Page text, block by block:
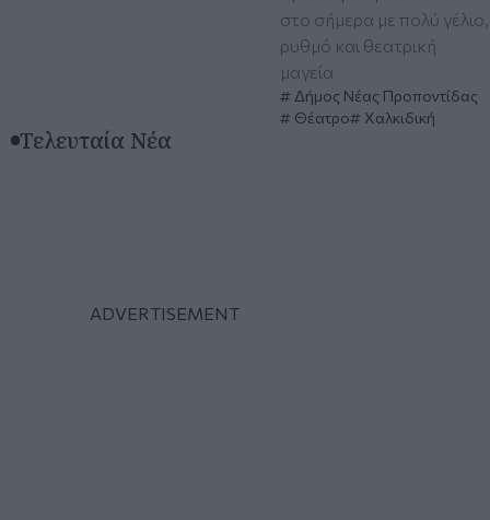
στο σήμερα με πολύ γέλιο,
ρυθμό και θεατρική
μαγεία
Δήμος Νέας Προποντίδας
Θέατρο
Χαλκιδική
Τελευταία Νέα